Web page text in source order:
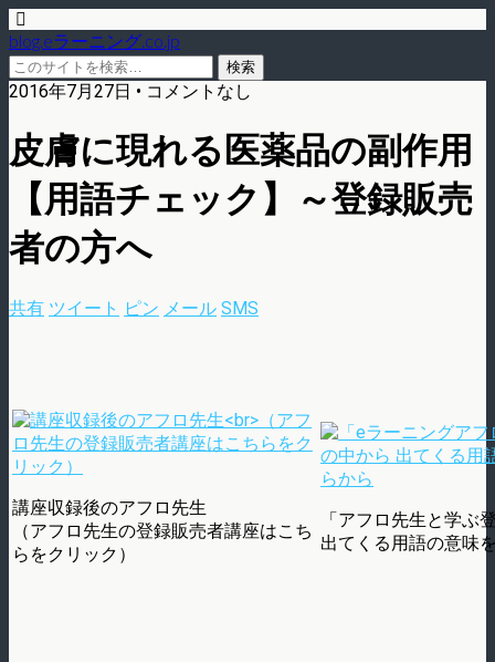
blog.eラーニング.co.jp
2016年7月27日 • コメントなし
皮膚に現れる医薬品の副作用
【用語チェック】～登録販売
者の方へ
共有 ツイート ピン メール SMS
講座収録後のアフロ先生
（アフロ先生の登録販売者講座はこち
らをクリック）
「アフロ先生と学ぶ
出てくる用語の意味